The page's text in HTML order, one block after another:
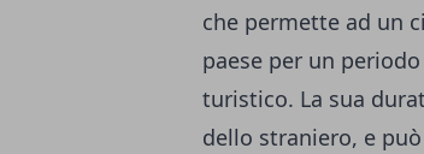
che permette ad un
paese per un
turistico. La sua
dello straniero, e